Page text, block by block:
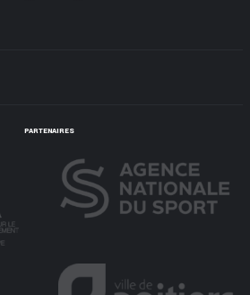
PARTENAIRES